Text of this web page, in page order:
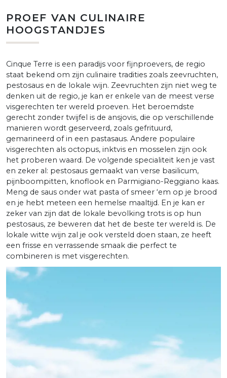
PROEF VAN CULINAIRE
HOOGSTANDJES
Cinque Terre is een paradijs voor fijnproevers, de regio
staat bekend om zijn culinaire tradities zoals zeevruchten,
pestosaus en de lokale wijn. Zeevruchten zijn niet weg te
denken uit de regio, je kan er enkele van de meest verse
visgerechten ter wereld proeven. Het beroemdste
gerecht zonder twijfel is de ansjovis, die op verschillende
manieren wordt geserveerd, zoals gefrituurd,
gemarineerd of in een pastasaus. Andere populaire
visgerechten als octopus, inktvis en mosselen zijn ook
het proberen waard. De volgende specialiteit ken je vast
en zeker al: pestosaus gemaakt van verse basilicum,
pijnboompitten, knoflook en Parmigiano-Reggiano kaas.
Meng de saus onder wat pasta of smeer ‘em op je brood
en je hebt meteen een hemelse maaltijd. En je kan er
zeker van zijn dat de lokale bevolking trots is op hun
pestosaus, ze beweren dat het de beste ter wereld is. De
lokale witte wijn zal je ook versteld doen staan, ze heeft
een frisse en verrassende smaak die perfect te
combineren is met visgerechten.